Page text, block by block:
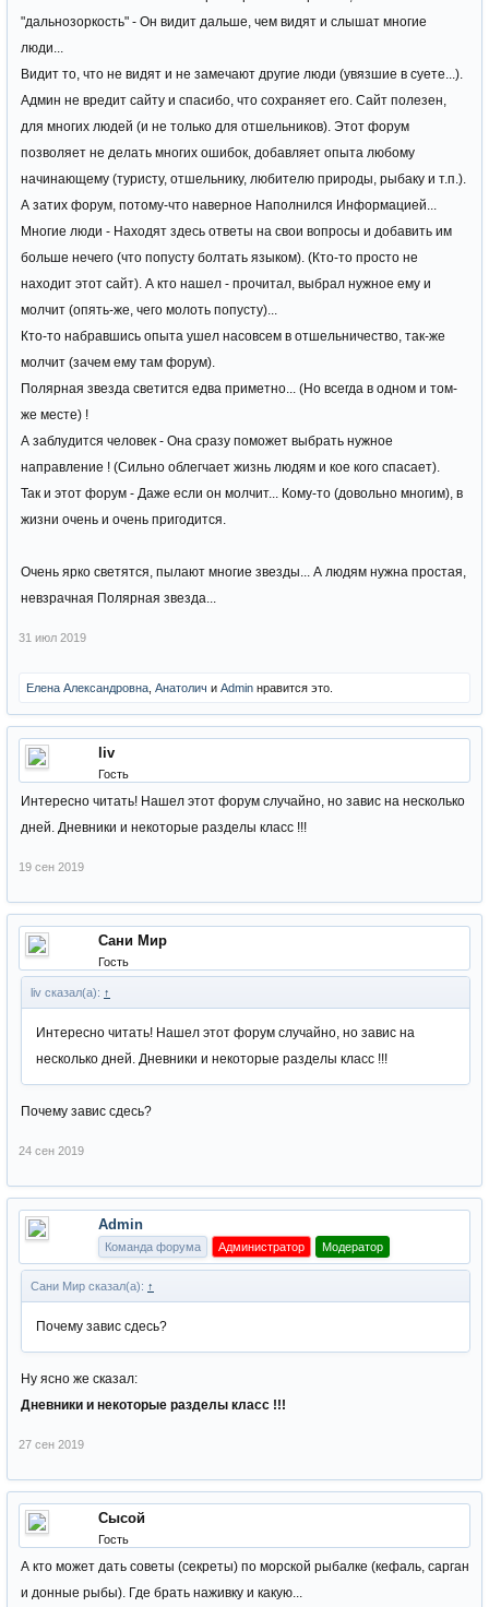
"дальнозоркость" - Он видит дальше, чем видят и слышат многие
люди...
Видит то, что не видят и не замечают другие люди (увязшие в суете...).
Админ не вредит сайту и спасибо, что сохраняет его. Сайт полезен,
для многих людей (и не только для отшельников). Этот форум
позволяет не делать многих ошибок, добавляет опыта любому
начинающему (туристу, отшельнику, любителю природы, рыбаку и т.п.).
А затих форум, потому-что наверное Наполнился Информацией...
Многие люди - Находят здесь ответы на свои вопросы и добавить им
больше нечего (что попусту болтать языком). (Кто-то просто не
находит этот сайт). А кто нашел - прочитал, выбрал нужное ему и
молчит (опять-же, чего молоть попусту)...
Кто-то набравшись опыта ушел насовсем в отшельничество, так-же
молчит (зачем ему там форум).
Полярная звезда светится едва приметно... (Но всегда в одном и том-
же месте) !
А заблудится человек - Она сразу поможет выбрать нужное
направление ! (Сильно облегчает жизнь людям и кое кого спасает).
Так и этот форум - Даже если он молчит... Кому-то (довольно многим), в
жизни очень и очень пригодится.
Очень ярко светятся, пылают многие звезды... А людям нужна простая,
невзрачная Полярная звезда...
31 июл 2019
Елена Александровна Анатолич и Admin нравится это.
liv
Гость
Интересно читать! Нашел этот форум случайно, но завис на несколько
дней. Дневники и некоторые разделы класс !!!
19 сен 2019
Сани Мир
Гость
liv сказал(а): ↑
Интересно читать! Нашел этот форум случайно, но завис на
несколько дней. Дневники и некоторые разделы класс !!!
Почему завис сдесь?
24 сен 2019
Admin
Команда форума Администратор Модератор
Сани Мир сказал(а): ↑
Почему завис сдесь?
Ну ясно же сказал:
Дневники и некоторые разделы класс !!!
27 сен 2019
Сысой
Гость
А кто может дать советы (секреты) по морской рыбалке (кефаль, сарган
и донные рыбы). Где брать наживку и какую...